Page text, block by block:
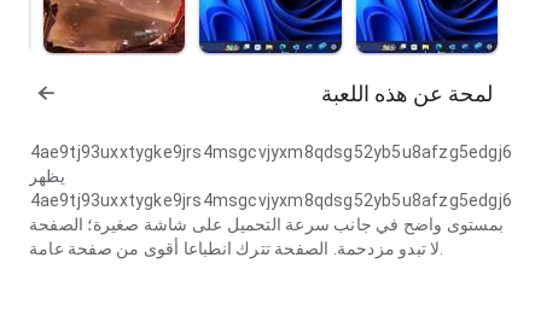
لمحة عن هذه اللعبة
يظهر
بمستوى واضح في جانب سرعة التحميل على شاشة صغيرة؛ الصفحة